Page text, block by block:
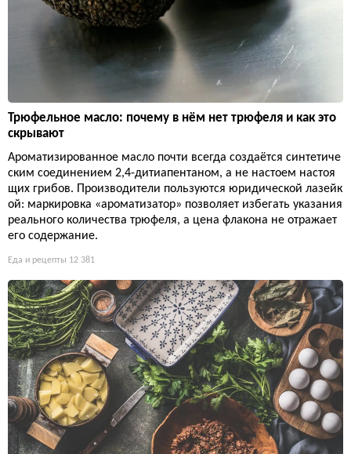
Трюфельное масло: почему в нём нет трюфеля и как это
скрывают
Ароматизированное масло почти всегда создаётся синтетиче
ским соединением 2,4-дитиапентаном, а не настоем настоя
щих грибов. Производители пользуются юридической лазейк
ой: маркировка «ароматизатор» позволяет избегать указания
реального количества трюфеля, а цена флакона не отражает
его содержание.
Еда и рецепты 12 381